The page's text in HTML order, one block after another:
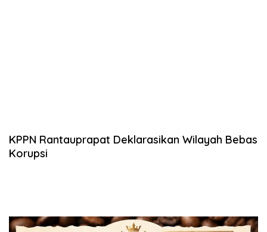
KPPN Rantauprapat Deklarasikan Wilayah Bebas
Korupsi